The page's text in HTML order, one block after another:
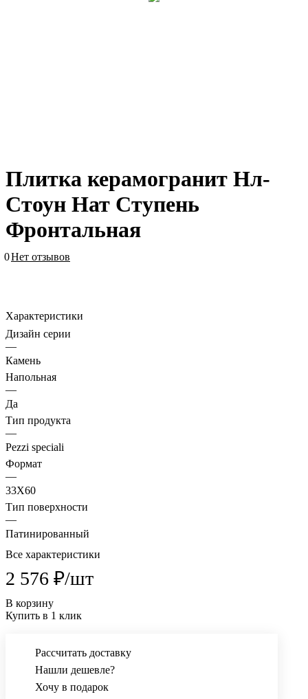
Плитка керамогранит Нл-
Стоун Нат Ступень
Фронтальная
0Нет отзывов
Характеристики
Дизайн серии
—
Камень
Напольная
—
Да
Тип продукта
—
Pezzi speciali
Формат
—
33X60
Тип поверхности
—
Патинированный
Все характеристики
2 576 ₽/шт
В корзину
Купить в 1 клик
Рассчитать доставку
Нашли дешевле?
Хочу в подарок